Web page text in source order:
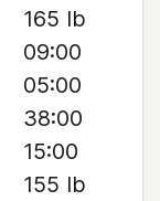
165 lb
09:00
05:00
38:00
15:00
155 lb